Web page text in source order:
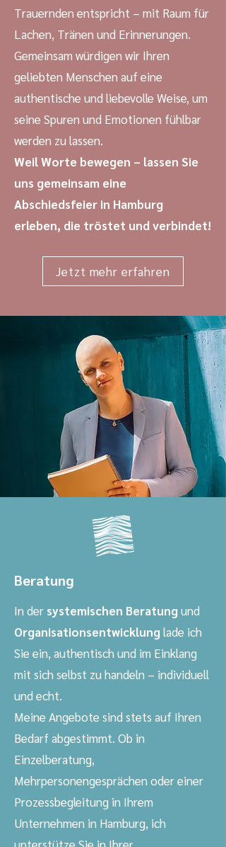
Trauernden entspricht – mit Raum für
Lachen, Tränen und Erinnerungen.
Gemeinsam würdigen wir Ihren
geliebten Menschen auf eine
authentische und liebevolle Weise, um
seine Spuren und Emotionen fühlbar
werden zu lassen.
Weil Worte bewegen – lassen Sie
uns gemeinsam eine
Abschiedsfeier in Hamburg
erleben, die tröstet und verbindet!
Jetzt mehr erfahren
Beratung
In der systemischen Beratungund
Organisationsentwicklunglade ich
Sie ein, authentisch und im Einklang
mit sich selbst zu handeln – individuell
und echt.
Meine Angebote sind stets auf Ihren
Bedarf abgestimmt. Ob in
Einzelberatung,
Mehrpersonengesprächen oder einer
Prozessbegleitung in Ihrem
Unternehmen in Hamburg, ich